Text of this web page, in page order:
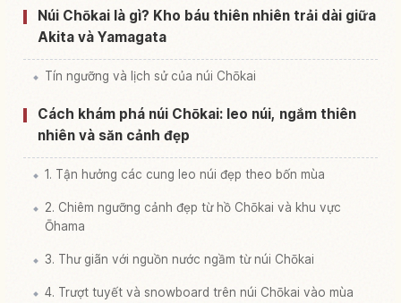
Núi Chōkai là gì? Kho báu thiên nhiên trải dài giữa
Akita và Yamagata
Tín ngưỡng và lịch sử của núi Chōkai
Cách khám phá núi Chōkai: leo núi, ngắm thiên
nhiên và săn cảnh đẹp
1. Tận hưởng các cung leo núi đẹp theo bốn mùa
2. Chiêm ngưỡng cảnh đẹp từ hồ Chōkai và khu vực
Ōhama
3. Thư giãn với nguồn nước ngầm từ núi Chōkai
4. Trượt tuyết và snowboard trên núi Chōkai vào mùa